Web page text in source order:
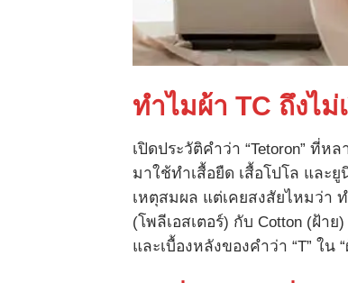
ทำไมผ้า TC ถึงไม่
เปิดประวัติคำว่า “Tetoron” ที่
มาใช้ทำเสื้อยืด เสื้อโปโล แล
เหตุสมผล แต่เคยสงสัยไหมว่า
(โพลีเอสเตอร์) กับ Cotton (ฝ้า
และเบื้องหลังของคำว่า “T” ใ